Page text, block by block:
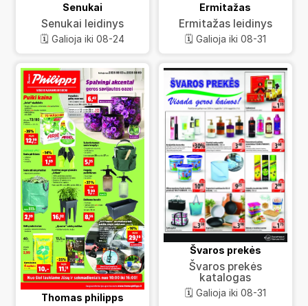
Senukai
Senukai leidinys
🗓️ Galioja iki 08-24
Ermitažas
Ermitažas leidinys
🗓️ Galioja iki 08-31
Thomas philipps
Švaros prekės
Švaros prekės
katalogas
🗓️ Galioja iki 08-31